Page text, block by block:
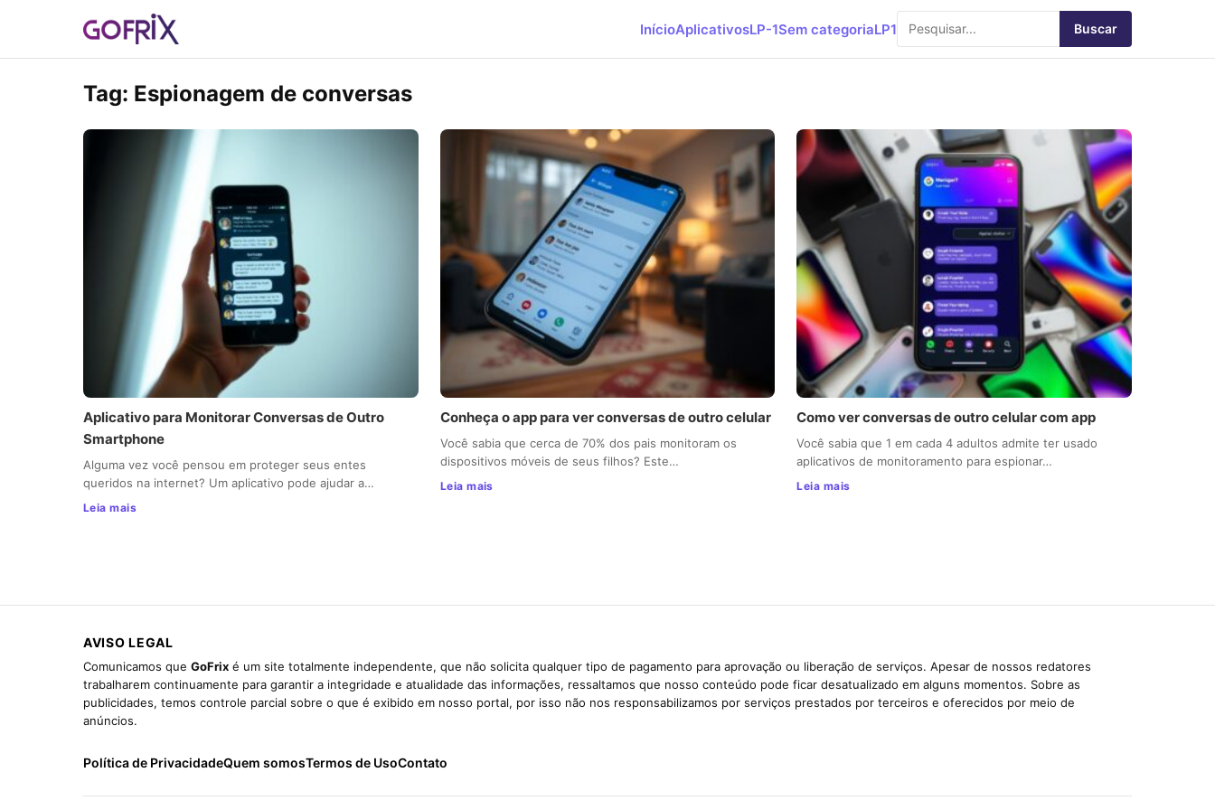
InícioAplicativosLP-1Sem categoriaLP1 Buscar
Tag: Espionagem de conversas
Aplicativo para Monitorar Conversas de Outro
Smartphone
Alguma vez você pensou em proteger seus entes
queridos na internet? Um aplicativo pode ajudar a…
Leia mais
Conheça o app para ver conversas de outro celular
Você sabia que cerca de 70% dos pais monitoram os
dispositivos móveis de seus filhos? Este…
Leia mais
Como ver conversas de outro celular com app
Você sabia que 1 em cada 4 adultos admite ter usado
aplicativos de monitoramento para espionar…
Leia mais
AVISO LEGAL
Comunicamos que GoFrix é um site totalmente independente, que não solicita qualquer tipo de pagamento para aprovação ou liberação de serviços. Apesar de nossos redatores
trabalharem continuamente para garantir a integridade e atualidade das informações, ressaltamos que nosso conteúdo pode ficar desatualizado em alguns momentos. Sobre as
publicidades, temos controle parcial sobre o que é exibido em nosso portal, por isso não nos responsabilizamos por serviços prestados por terceiros e oferecidos por meio de
anúncios.
Política de PrivacidadeQuem somosTermos de UsoContato